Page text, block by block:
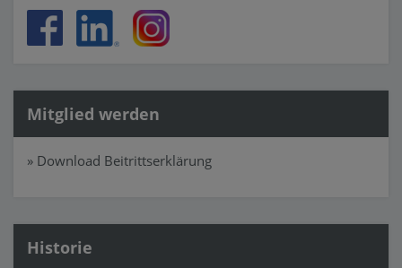
Mitglied werden
» Download Beitrittserklärung
Historie